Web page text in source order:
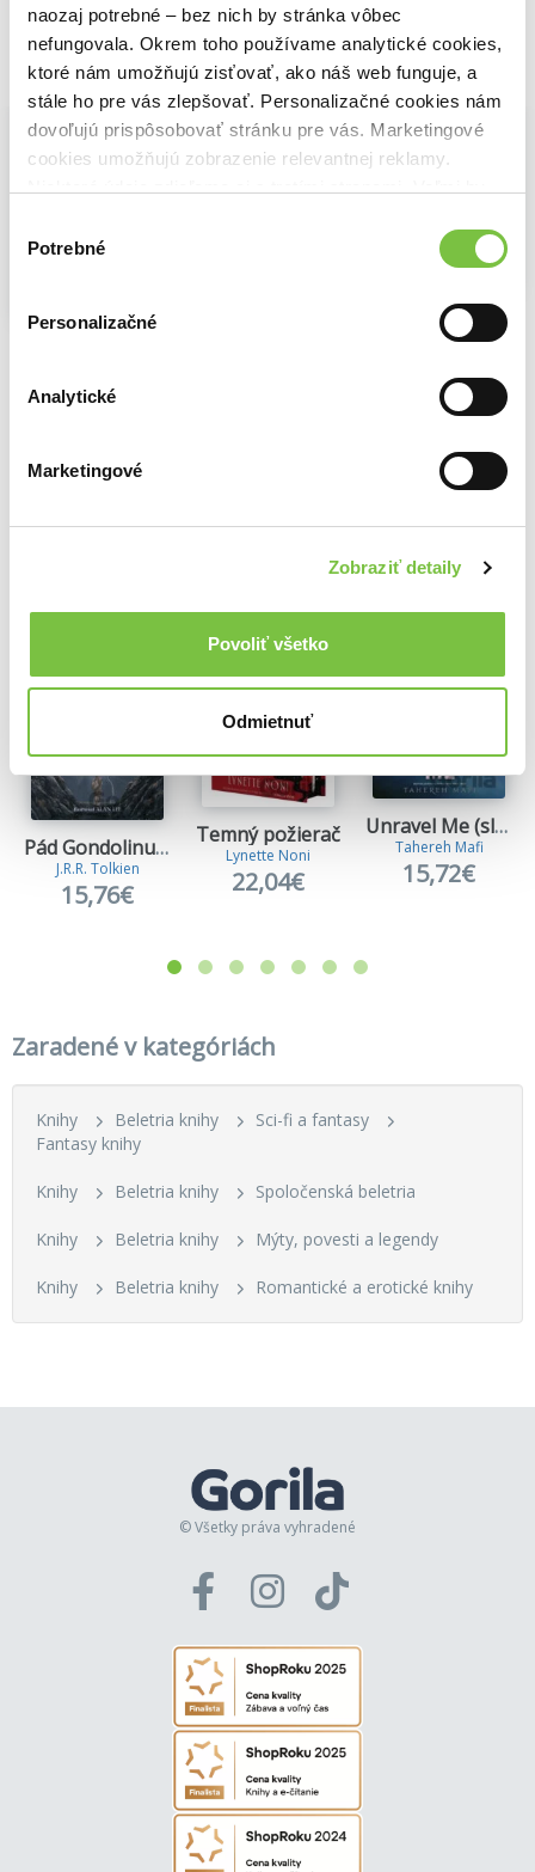
naozaj potrebné – bez nich by stránka vôbec
nefungovala. Okrem toho používame analytické cookies,
ktoré nám umožňujú zisťovať, ako náš web funguje, a
stále ho pre vás zlepšovať. Personalizačné cookies nám
dovoľujú prispôsobovať stránku pre vás. Marketingové
cookies umožňujú zobrazenie relevantnej reklamy.
cookies.
súhlasu
Potrebné
Personalizačné
Analytické
Marketingové
Zobraziť detaily
Povoliť všetko
Odmietnuť
Vybrané pre teba
Na sklade
24,30€
Králové Avalieru - Zlomený elfí král
Leia Stone
Ďalšie z kategórie Fantasy knihy
Viac z tejto kategórie
Pád Gondolinu (v slovenčine)
J.R.R. Tolkien
15,76€
Temný požierač
Lynette Noni
22,04€
Unravel Me (slovenský jazyk)
Tahereh Mafi
15,72€
Zaradené v kategóriách
Knihy Beletria knihy
Sci-fi a fantasy
Fantasy knihy
Knihy Beletria knihy Spoločenská beletria
Knihy Beletria knihy Mýty, povesti a legendy
Knihy Beletria knihy Romantické a erotické knihy
© Všetky práva vyhradené